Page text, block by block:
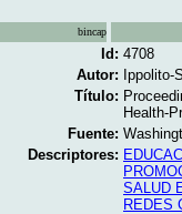
bincap
Id: 4708
Autor: Ippolito-
Título:
Health-
Fuente:
Descriptores:
SALUD
REDES